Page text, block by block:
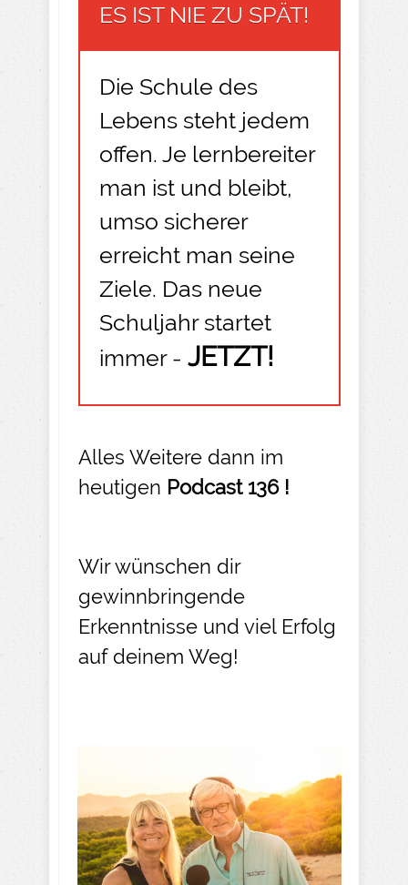
ES IST NIE ZU SPÄT!
Die Schule des
Lebens steht jedem
offen. Je lernbereiter
man ist und bleibt,
umso sicherer
erreicht man seine
Ziele. Das neue
Schuljahr startet
immer - JETZT!
Alles Weitere dann im
heutigen Podcast 136 !
Wir wünschen dir
gewinnbringende
Erkenntnisse und viel Erfolg
auf deinem Weg!